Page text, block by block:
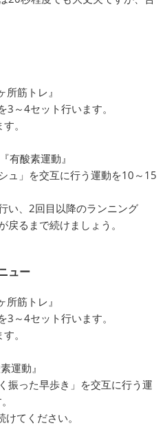
筋トレ』
～4セット行います。
。
有酸素運動』
ュ」を交互に行う運動を10～15
い、2回目以降のランニング
るまで続けましょう。
ュー
筋トレ』
～4セット行います。
。
運動』
振った早歩き」を交互に行う運
てください。